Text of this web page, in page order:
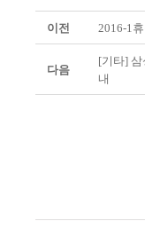
이전 2016-1
다음
[기타]
내